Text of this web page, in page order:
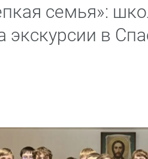
семья»:
экскурсии в